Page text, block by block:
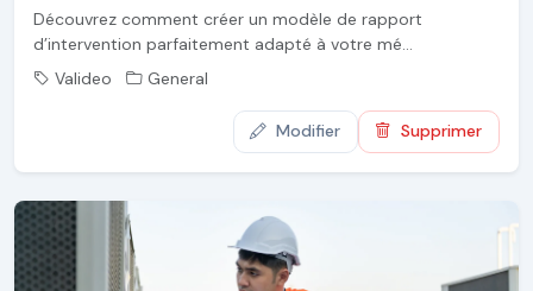
Découvrez comment créer un modèle de rapport
d’intervention parfaitement adapté à votre mé...
Valideo
General
Modifier Supprimer